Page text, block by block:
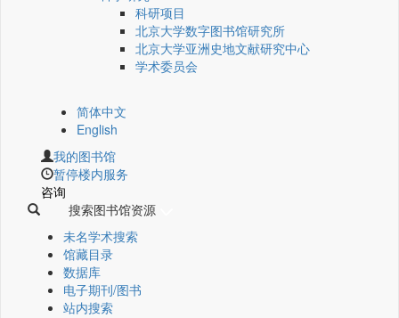
科研项目
北京大学数字图书馆研究所
北京大学亚洲史地文献研究中心
学术委员会
简体中文
English
我的图书馆
暂停楼内服务
咨询
搜索图书馆资源
未名学术搜索
馆藏目录
数据库
电子期刊/图书
站内搜索